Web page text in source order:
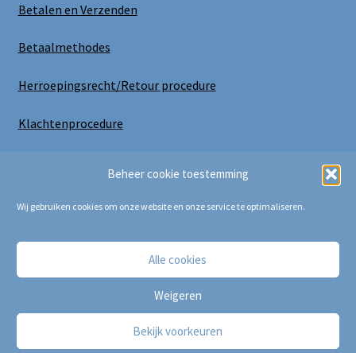
Beheer cookie toestemming
Wij gebruiken cookies om onze website en onze service te optimaliseren.
Alle cookies
Weigeren
Bekijk voorkeuren
Betalen en Verzenden
Betaalmethodes
Herroepingsrecht/Retour procedure
Klachtenprocedure
Copyright Bij Cora 2025